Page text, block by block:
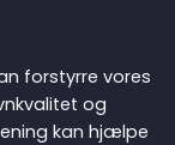
forstyrre vores
og
kan hjælpe